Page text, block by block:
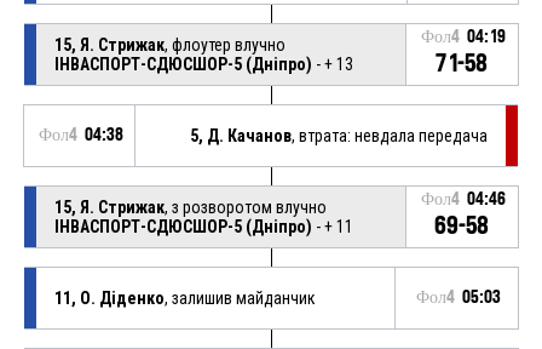
15, Я. Стрижак, флоутер влучно
ІНВАСПОРТ-СДЮСШОР-5 (Дніпро) - + 13
Фол4 04:19
71-58
Фол4 04:38 5, Д. Качанов, втрата: невдала передача
15, Я. Стрижак, з розворотом влучно
ІНВАСПОРТ-СДЮСШОР-5 (Дніпро) - + 11
Фол4 04:46
69-58
11, О. Діденко, залишив майданчик Фол4 05:03